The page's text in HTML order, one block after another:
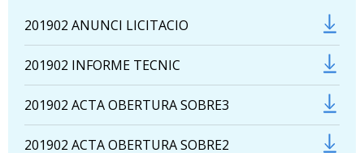
201902 ANUNCI LICITACIO
201902 INFORME TECNIC
201902 ACTA OBERTURA SOBRE3
201902 ACTA OBERTURA SOBRE2